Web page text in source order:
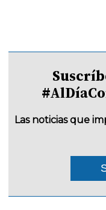
Las noticias que